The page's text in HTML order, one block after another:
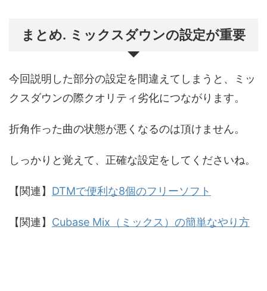
まとめ. ミックスダウンの設定が重要
今回説明した部分の設定を間違えてしまうと、ミッ
クスダウンの際クオリティ劣化につながります。
折角作った曲の状態が悪くなるのは頂けません。
しっかりと覚えて、正確な設定をしてくださいね。
【関連】 DTMで便利な8個のフリーソフト
【関連】 Cubase Mix（ミックス）の簡単なやり方